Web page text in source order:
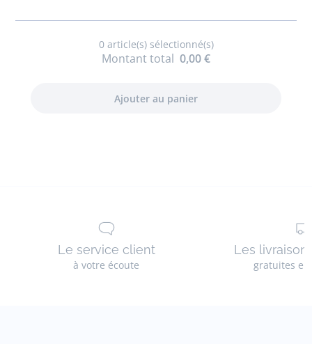
baleine
0article(s) sélectionné(s)
Montant total 0,00 €
Le service client
à votre écoute
Les
gratuites